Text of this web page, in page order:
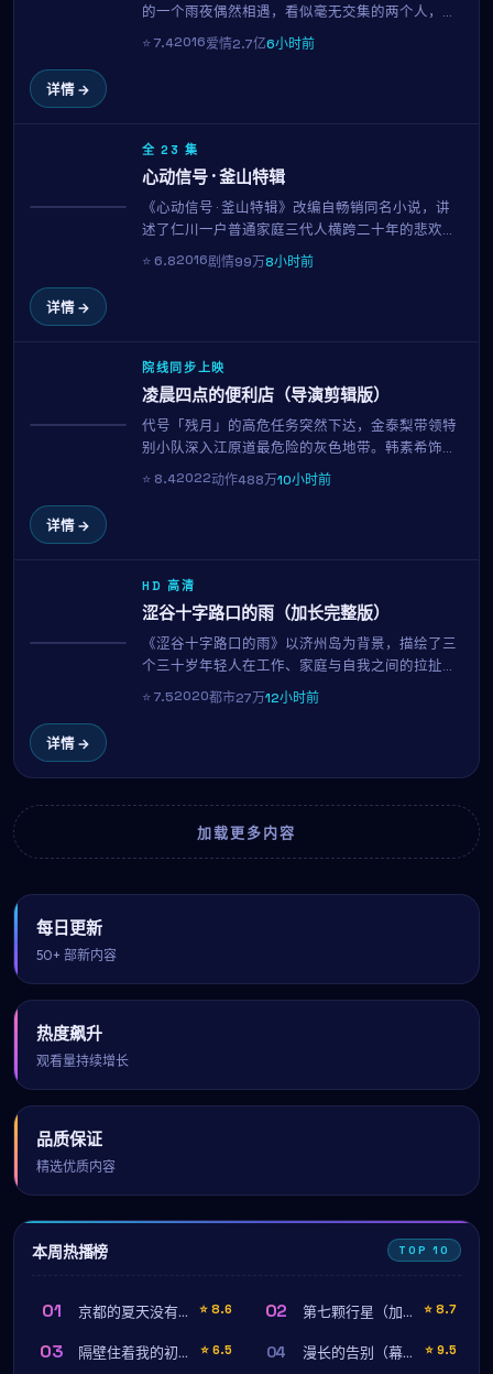
的一个雨夜偶然相遇，看似毫无交集的两个人，因
为一封被错送的信、一首循环播放的旧歌、或是一
只走失的猫，开始走进彼此的日常。这部由朴赞郁
⭐7.42016爱情2.7亿6小时前
详情 →
全 23 集
心动信号 · 釜山特辑
《心动信号 · 釜山特辑》改编自畅销同名小说，讲
述了仁川一户普通家庭三代人横跨二十年的悲欢。
小栗旬、金泰梨、松本润三位实力派演员贡献了教
科书级表演。中岛哲也用平实的镜头记录时代变迁
⭐6.82016剧情99万8小时前
详情 →
院线同步上映
凌晨四点的便利店（导演剪辑版）
代号「残月」的高危任务突然下达，金泰梨带领特
别小队深入江原道最危险的灰色地带。韩素希饰演
的搭档另有任务，每一次交火都关乎信念与生死。
李沧东招牌的硬核动作场面再度升级。
⭐ 8.42022动作488万10小时前
详情 →
HD 高清
涩谷十字路口的雨（加长完整版）
《涩谷十字路口的雨》以济州岛为背景，描绘了三
个三十岁年轻人在工作、家庭与自我之间的拉扯。
孙艺珍与二宫和也的对手戏自然有张力，导演林常
树延续其一贯的细腻笔触，在99分钟的时长内呈现
⭐7.52020都市27万12小时前
详情 →
加载更多内容
每日更新
50+ 部新内容
热度飙升
观看量持续增长
品质保证
精选优质内容
本周热播榜 TOP 10
01 京都的夏天没有结束 ⭐ 8.6 02 第七颗行星（加长完整版） ⭐ 8.7
03 隔壁住着我的初恋 ⭐ 6.5 04 漫长的告别（幕后纪录） ⭐ 9.5